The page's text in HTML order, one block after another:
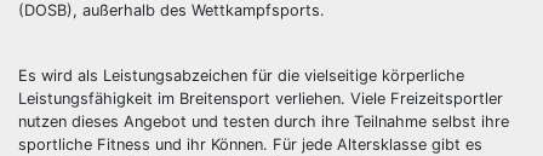
(DOSB), außerhalb des Wettkampfsports.
Es wird als Leistungsabzeichen für die vielseitige körperliche
Leistungsfähigkeit im Breitensport verliehen. Viele Freizeitsportler
nutzen dieses Angebot und testen durch ihre Teilnahme selbst ihre
sportliche Fitness und ihr Können. Für jede Altersklasse gibt es